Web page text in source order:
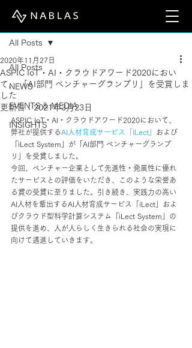
記事
All Posts
NEWS
EVENTS & MEDIA
INSIGHTS
All Posts
ASPIC IoT・AI・クラウドアワード2020におい
て、 「AI部門 ベンチャーグランプリ」を受賞しま
した
2020年11月27日
更新日：2021年3月23日
ASPIC IoT・AI・クラウドアワード2020において、
弊社が提供する AI人材育成サービス「iLect」
および
「iLect System」が「AI部門 ベンチャーグランプ
リ」を受賞しました。
今回、ベンチャー企業として先進性・発展性に優れ
たサービスとの評価をいただき、このような栄誉あ
る賞の受賞に至りました。引き続き、実践力の高い
AI人材を輩出するAI人材育成サービス「iLect」およ
びクラウド型科学計算システム「iLect System」の
提供を進め、人が人らしく生きられる社会の実現に
向けて邁進していきます。